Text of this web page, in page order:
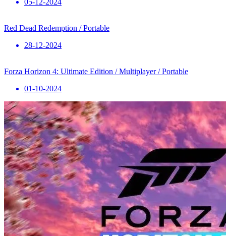
05-12-2024
Red Dead Redemption / Portable
28-12-2024
Forza Horizon 4: Ultimate Edition / Multiplayer / Portable
01-10-2024